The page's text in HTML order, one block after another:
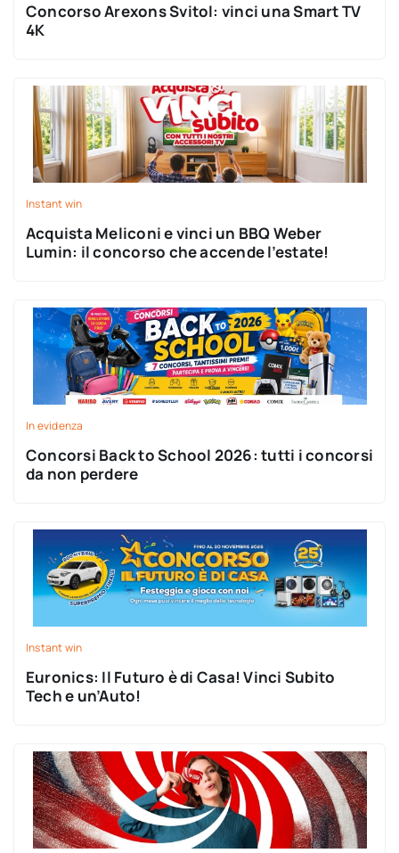
Concorso Arexons Svitol: vinci una Smart TV
4K
Instant win
Acquista Meliconi e vinci un BBQ Weber
Lumin: il concorso che accende l’estate!
In evidenza
Concorsi Back to School 2026: tutti i concorsi
da non perdere
Instant win
Euronics: Il Futuro è di Casa! Vinci Subito
Tech e un’Auto!